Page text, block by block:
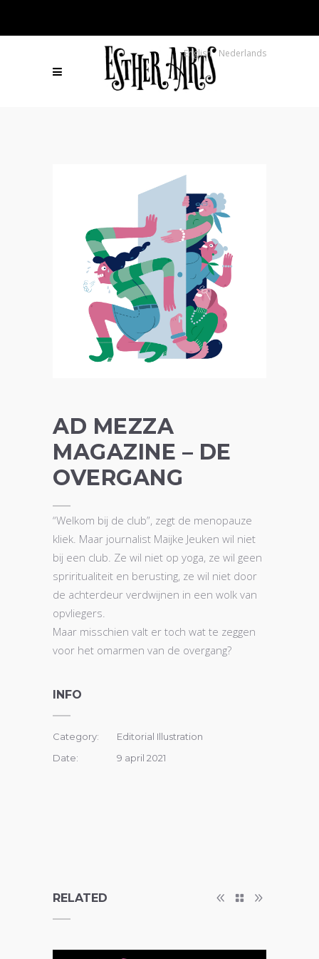
English Nederlands
AD MEZZA
MAGAZINE – DE
OVERGANG
“Welkom bij de club”, zegt de menopauze
kliek. Maar journalist Maijke Jeuken wil niet
bij een club. Ze wil niet op yoga, ze wil geen
spriritualiteit en berusting, ze wil niet door
de achterdeur verdwijnen in een wolk van
opvliegers.
Maar misschien valt er toch wat te zeggen
voor het omarmen van de overgang?
INFO
Category:
Editorial Illustration
Date:
9 april 2021
RELATED